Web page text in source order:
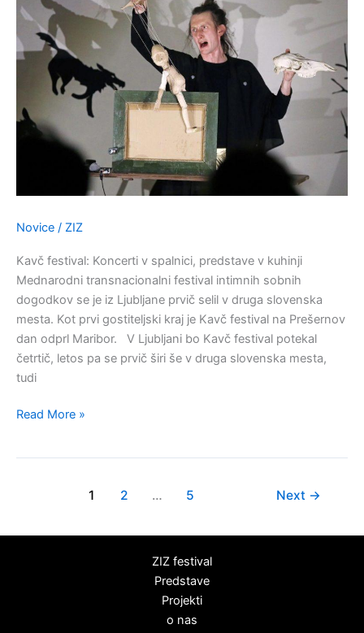
Novice / ZIZ
Kavč festival: Koncerti v spalnici, predstave v kuhinji
Mednarodni transnacionalni festival intimnih sobnih
dogodkov se je iz Ljubljane prvič selil v druga slovenska
mesta. Kot prvi gostiteljski kraj je Kavč festival na Prešernov
dan odprl Maribor. V Ljubljani bo Kavč festival potekal
četrtič, letos pa se prvič širi še v druga slovenska mesta,
tudi
Kavč
festival:
Koncerti
v
spalnici,
v
kuhinji
Read More »
1 2 … 5 Next →
ZIZ festival
Predstave
Projekti
o nas